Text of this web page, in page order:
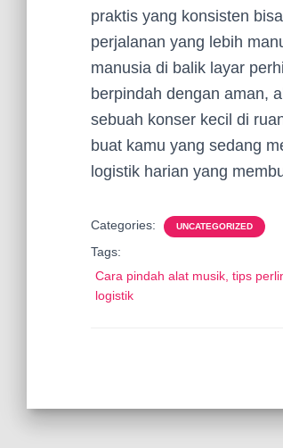
praktis yang konsisten
perjalanan yang lebih
manusia di balik layar
berpindah dengan aman,
sebuah konser kecil di
buat kamu yang sedang
logistik harian yang
Categories: UNCATEGORIZED
Tags:
Cara pindah alat musik, tips
logistik